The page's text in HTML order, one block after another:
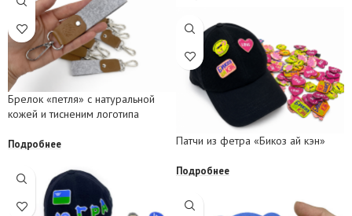
Брелок «петля» с натуральной
кожей и тисненим логотипа
Подробнее Патчи из фетра «Бикоз ай кэн»
Подробнее